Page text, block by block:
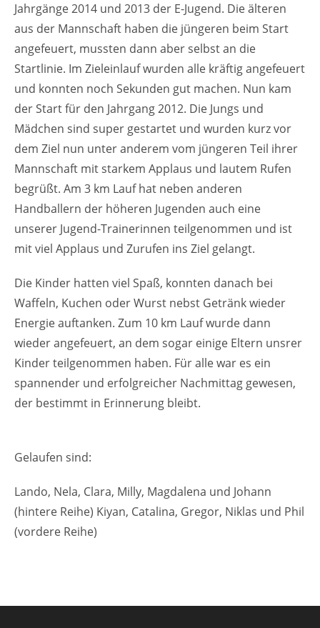
Jahrgänge 2014 und 2013 der E-Jugend. Die älteren
aus der Mannschaft haben die jüngeren beim Start
angefeuert, mussten dann aber selbst an die
Startlinie. Im Zieleinlauf wurden alle kräftig angefeuert
und konnten noch Sekunden gut machen. Nun kam
der Start für den Jahrgang 2012. Die Jungs und
Mädchen sind super gestartet und wurden kurz vor
dem Ziel nun unter anderem vom jüngeren Teil ihrer
Mannschaft mit starkem Applaus und lautem Rufen
begrüßt. Am 3 km Lauf hat neben anderen
Handballern der höheren Jugenden auch eine
unserer Jugend-Trainerinnen teilgenommen und ist
mit viel Applaus und Zurufen ins Ziel gelangt.
Die Kinder hatten viel Spaß, konnten danach bei
Waffeln, Kuchen oder Wurst nebst Getränk wieder
Energie auftanken. Zum 10 km Lauf wurde dann
wieder angefeuert, an dem sogar einige Eltern unsrer
Kinder teilgenommen haben. Für alle war es ein
spannender und erfolgreicher Nachmittag gewesen,
der bestimmt in Erinnerung bleibt.
Gelaufen sind:
Lando, Nela, Clara, Milly, Magdalena und Johann
(hintere Reihe) Kiyan, Catalina, Gregor, Niklas und Phil
(vordere Reihe)